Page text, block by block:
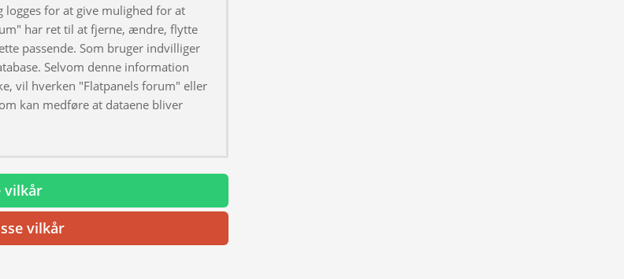
for at give mulighed for at
har ret til at fjerne, ændre, flytte
passende. Som bruger indvilliger
Selvom denne information
vil hverken "Flatpanels forum" eller
kan medføre at dataene bliver
vilkår
vilkår